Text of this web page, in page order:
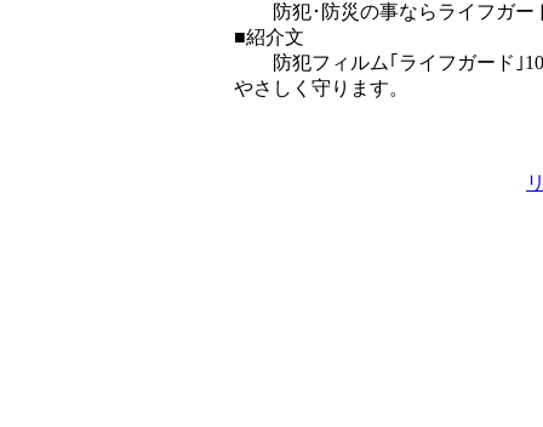
防犯･防災の事ならライフガー
■紹介文
防犯フィルム｢ライフガード｣10
やさしく守ります。